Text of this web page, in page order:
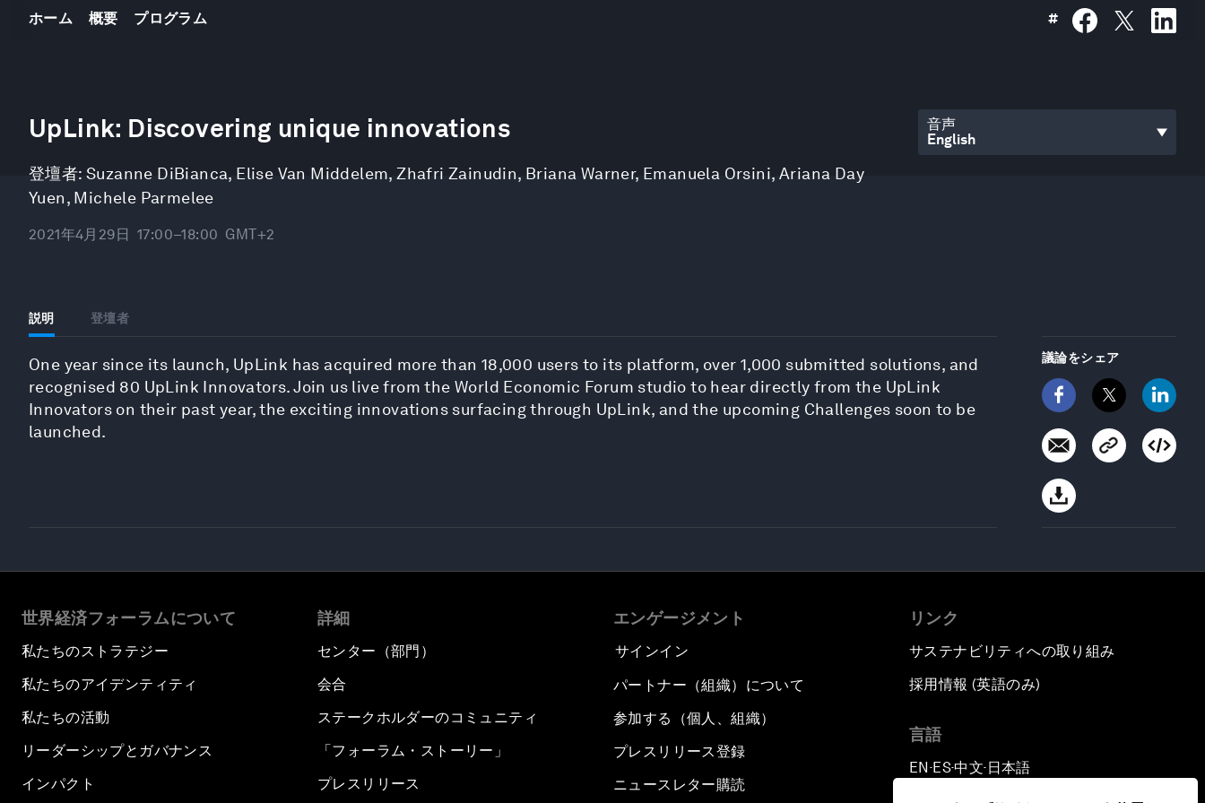
ホーム 概要 プログラム #
UpLink: Discovering unique innovations
登壇者: Suzanne DiBianca, Elise Van Middelem,Zhafri Zainudin, Briana Warner, Emanuela Orsini, Ariana Day
Yuen, Michele Parmelee
2021年4月29日 17:00–18:00 GMT+2
音声
説明 登壇者
One year since its launch, UpLink has acquired more than 18,000 users to its platform, over 1,000 submitted solutions, and
recognised 80 UpLink Innovators. Join us live from the World Economic Forum studio to hear directly from the UpLink
Innovators on their past year, the exciting innovations surfacing through UpLink, and the upcoming Challenges soon to be
launched.
議論をシェア
seconds
of
59
seconds
90%
世界経済フォーラムについて
私たちのストラテジー
私たちのアイデンティティ
私たちの活動
リーダーシップとガバナンス
インパクト
詳細
センター（部門）
会合
ステークホルダーのコミュニティ
「フォーラム・ストーリー」
プレスリリース
エンゲージメント
サインイン
パートナー（組織）について
参加する（個人、組織）
プレスリリース登録
ニュースレター購読
リンク
サステナビリティへの取り組み
採用情報 (英語のみ)
言語
EN ▪ES▪中文▪ 日本語